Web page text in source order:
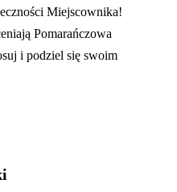
Miejscownika!
Pomarańczowa
i podziel się swoim